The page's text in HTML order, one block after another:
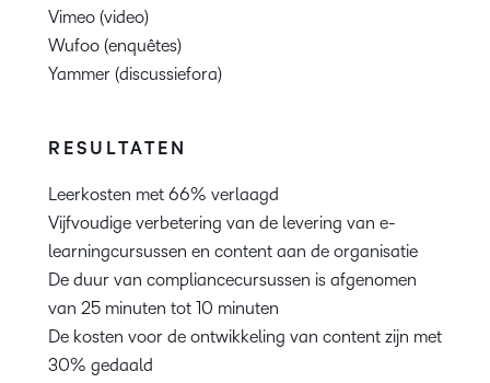
Vimeo (video)
Wufoo (enquêtes)
Yammer (discussiefora)
RESULTATEN
Leerkosten met 66% verlaagd
Vijfvoudige verbetering van de levering van e-
learningcursussen en content aan de organisatie
De duur van compliancecursussen is afgenomen
van 25 minuten tot 10 minuten
De kosten voor de ontwikkeling van content zijn met
30% gedaald